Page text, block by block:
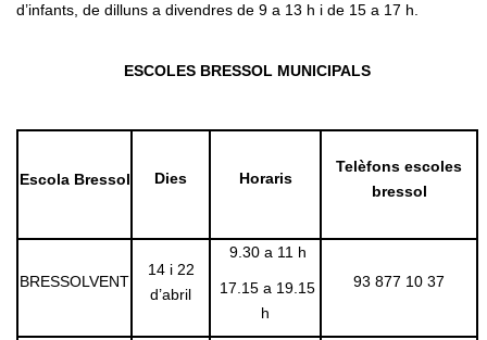
d’infants, de dilluns a divendres de 9 a 13 h i de 15 a 17 h.
ESCOLES BRESSOL MUNICIPALS
Escola Bressol Dies Horaris
Telèfons escoles
bressol
BRESSOLVENT
14 i 22
d’abril
9.30 a 11 h
17.15 a 19.15
h
93 877 10 37